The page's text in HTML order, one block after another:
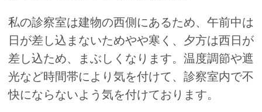
私の診察室は建物の西側にあるため、午前中は
日が差し込まないためやや寒く、夕方は西日が
差し込ため、まぶしくなります。温度調節や遮
光など時間帯により気を付けて、診察室内で不
快にならないよう気を付けております。